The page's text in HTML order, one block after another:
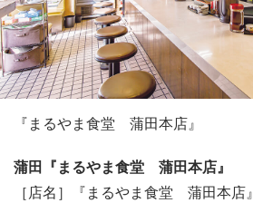
『まるやま食堂 蒲田本店』
蒲田『まるやま食堂 蒲田本店』
［店名］『まるやま食堂 蒲田本店』